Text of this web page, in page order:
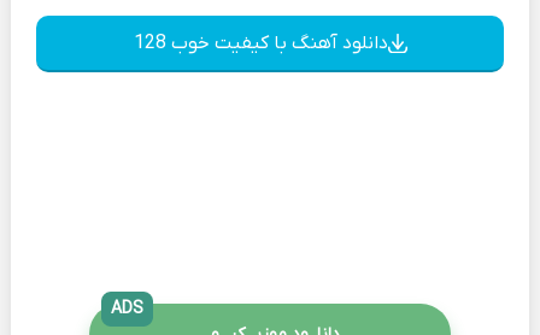
دانلود آهنگ با کیفیت خوب 128
ADS